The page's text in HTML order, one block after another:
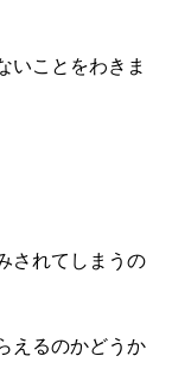
いことをわきま
されてしまうの
えるのかどうか